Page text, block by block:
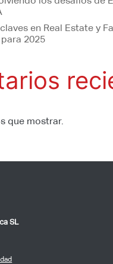
claves en Real Estate y
2025
que mostrar.
SL